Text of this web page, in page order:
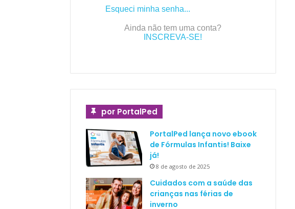
Esqueci minha senha...
Ainda não tem uma conta?
INSCREVA-SE!
por PortalPed
PortalPed lança novo ebook
de Fórmulas Infantis! Baixe
já!
8 de agosto de 2025
Cuidados com a saúde das
crianças nas férias de
inverno